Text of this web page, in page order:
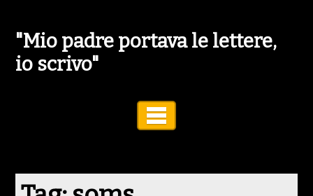
"Mio padre portava le lettere,
io scrivo"